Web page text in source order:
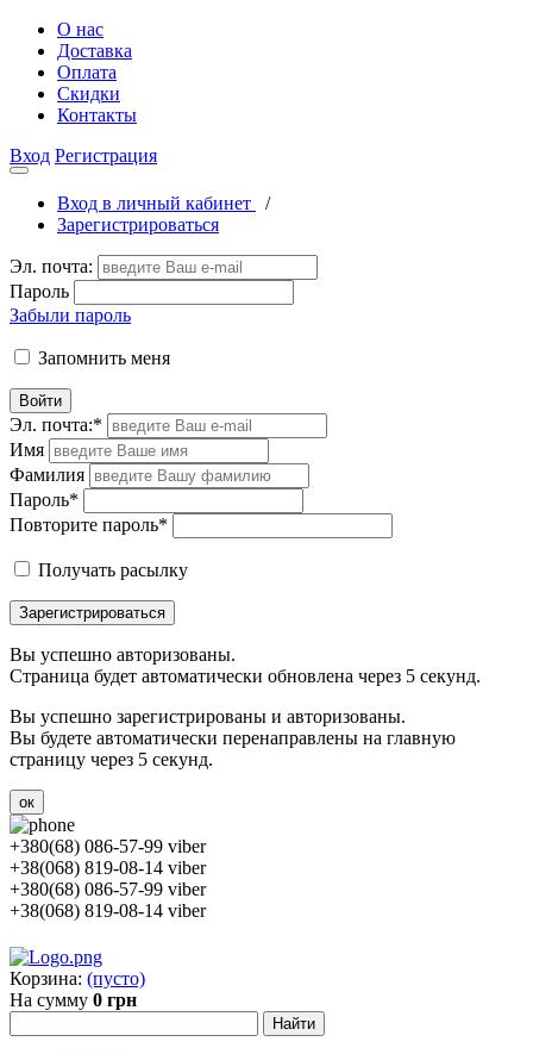
О нас
Доставка
Оплата
Скидки
Контакты
Вход Регистрация
Вход в личный кабинет
/
Зарегистрироваться
Эл. почта:
Пароль
Забыли пароль
Запомнить меня
Войти
Эл. почта:*
Имя
Фамилия
Пароль*
Повторите пароль*
Получать расылку
Зарегистрироваться
Вы успешно авторизованы.
Страница будет автоматически обновлена через 5 секунд.
Вы успешно зарегистрированы и авторизованы.
Вы будете автоматически перенаправлены на главную
страницу через 5 секунд.
ок
+380(68) 086-57-99 viber
+38(068) 819-08-14 viber
+380(68) 086-57-99 viber
+38(068) 819-08-14 viber
Корзина: (пусто)
На сумму 0 грн